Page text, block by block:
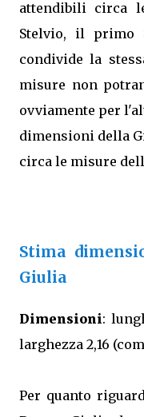
attendibili circa
Stelvio, il primo
condivide la
misure non
ovviamente per
dimensioni della
circa le misure
Stima
Giulia
Dimensioni:
larghezza 2,16
Per quanto